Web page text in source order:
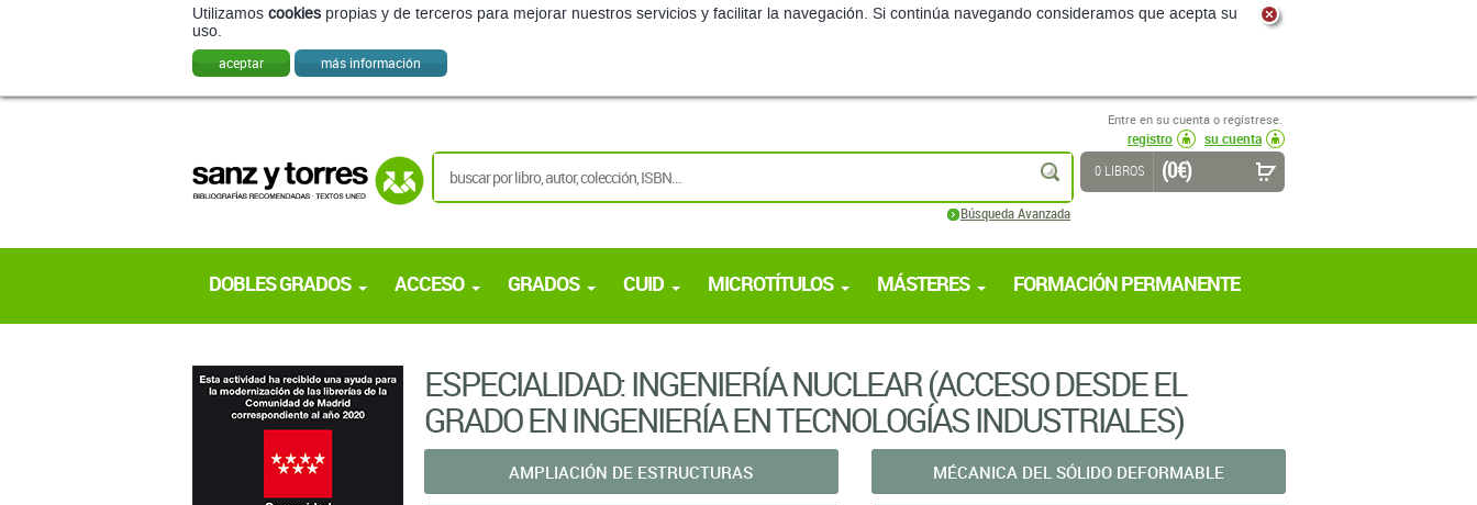
Utilizamos cookies propias y de terceros para mejorar nuestros servicios y facilitar la navegación. Si continúa navegando consideramos que acepta su
uso.
aceptar más información
Entre en su cuenta o regístrese.
registro
su cuenta
buscar
Búsqueda Avanzada
0 LIBROS (0 €)
DOBLES GRADOS ACCESO GRADOS CUID MICROTÍTULOS MÁSTERES FORMACIÓN PERMANENTE
ESPECIALIDAD: INGENIERÍA NUCLEAR (ACCESO DESDE EL
GRADO EN INGENIERÍA EN TECNOLOGÍAS INDUSTRIALES)
AMPLIACIÓN DE ESTRUCTURAS MÉCANICA DEL SÓLIDO DEFORMABLE